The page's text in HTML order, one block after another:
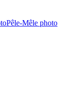
Pêle-Mêle photo